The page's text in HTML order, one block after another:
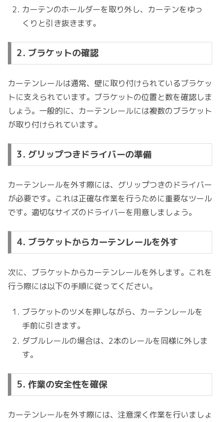
カーテンのホールダーを取り外し、カーテンをゆっ
くりと引き抜きます。
2. ブラケットの確認
カーテンレールは通常、壁に取り付けられているブラケッ
トに支えられています。ブラケットの位置と数を確認しま
しょう。一般的に、カーテンレールには複数のブラケット
が取り付けられています。
3. グリップつきドライバーの準備
カーテンレールを外す際には、グリップつきのドライバー
が必要です。これは正確な作業を行うために重要なツール
です。適切なサイズのドライバーを用意しましょう。
4. ブラケットからカーテンレールを外す
次に、ブラケットからカーテンレールを外します。これを
行う際には以下の手順に従ってください。
ブラケットのツメを押しながら、カーテンレールを
手前に引きます。
ダブルレールの場合は、2本のレールを同様に外しま
す。
5. 作業の安全性を確保
カーテンレールを外す際には、注意深く作業を行いましょ